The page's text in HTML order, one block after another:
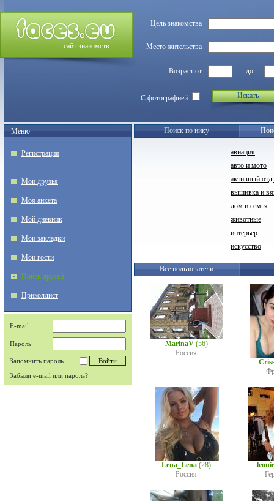
сайт знакомств
Цель знакомства
Место жительства
Возраст от до
С фотографией Искать
Меню
Регистрация
Мои друзья
Моя анкета
Мой дневник
Мои закладки
Мои гости
Поиск друзей
Приколлист
E-mail
Пароль
Запомнить пароль
Забыли e-mail или пароль?
Поиск по нику
авиация
авто и мото
активный
вышивка и
дом и семья
животные
интерьер
искусство
Все пользователи
MarinaV (56)
Россия
Lena_Lena (28)
Россия